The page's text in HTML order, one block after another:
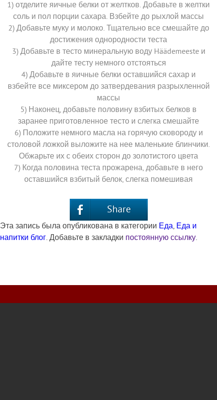
1) отделите яичные белки от желтков. Добавьте в желтки
соль и пол порции сахара. Взбейте до рыхлой массы
2) Добавьте муку и молоко. Тщательно все смешайте до
достижения однородности теста
3) Добавьте в тесто минеральную воду Häädemeeste и
дайте тесту немного отстояться
4) Добавьте в яичные белки оставшийся сахар и
взбейте все миксером до затвердевания разрыхленной
массы
5) Наконец, добавьте половину взбитых белков в
заранее приготовленное тесто и слегка смешайте
6) Положите немного масла на горячую сковороду и
столовой ложкой выложите на нее маленькие блинчики.
Обжарьте их с обеих сторон до золотистого цвета
7) Когда половина теста прожарена, добавьте в него
оставшийся взбитый белок, слегка помешивая
Share
Эта запись была опубликована в категории Еда, Еда и
напитки блог. Добавьте в закладки постоянную ссылку.